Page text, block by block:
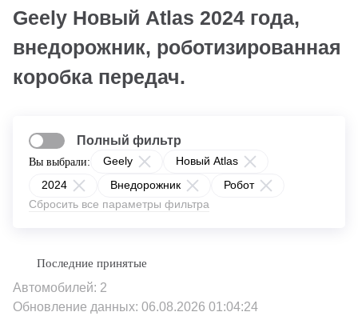
Geely Новый Atlas 2024 года,
внедорожник, роботизированная
коробка передач.
Вы выбрали: Geely
Новый Atlas
2024
Внедорожник
Робот
Сбросить все параметры фильтра
Полный фильтр
Автомобилей: 2
Обновление данных: 06.08.2026 01:04:24